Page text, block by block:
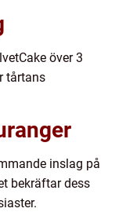
över 3
tårtans
inslag på
bekräftar dess